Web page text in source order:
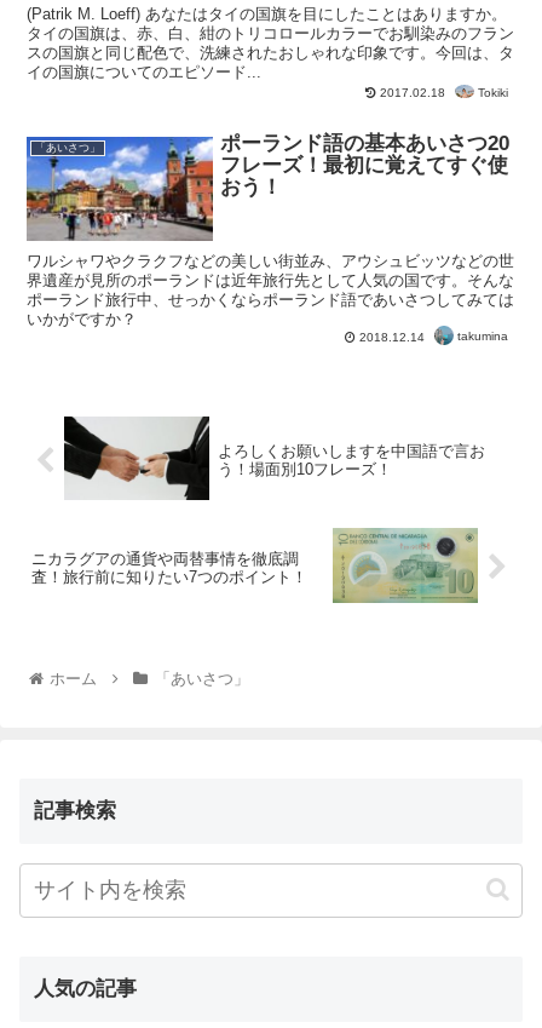
(Patrik M. Loeff) あなたはタイの国旗を目にしたことはありますか。
タイの国旗は、赤、白、紺のトリコロールカラーでお馴染みのフラン
スの国旗と同じ配色で、洗練されたおしゃれな印象です。今回は、タ
イの国旗についてのエピソード...
2017.02.18 Tokiki
「あいさつ」
ポーランド語の基本あいさつ20
フレーズ！最初に覚えてすぐ使
おう！
ワルシャワやクラクフなどの美しい街並み、アウシュビッツなどの世
界遺産が見所のポーランドは近年旅行先として人気の国です。そんな
ポーランド旅行中、せっかくならポーランド語であいさつしてみては
いかがですか？
2018.12.14 takumina
よろしくお願いしますを中国語で言お
う！場面別10フレーズ！
ニカラグアの通貨や両替事情を徹底調
査！旅行前に知りたい7つのポイント！
ホーム 「あいさつ」
記事検索
人気の記事